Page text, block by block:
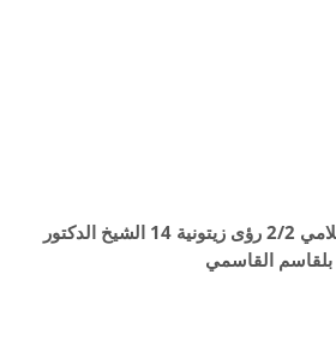
قراءة في التاريخ الإسلامي 2/2 رؤى زيتونية 14 الشيخ الدكتور
بلقاسم القاسمي